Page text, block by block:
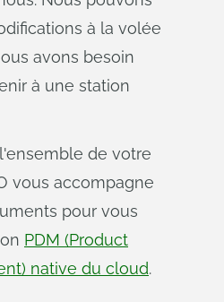
à la volée
avons besoin
à une station
de votre
vous accompagne
pour vous
PDM (Product
native du cloud.